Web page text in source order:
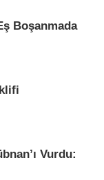
Boşanmada
Vurdu: